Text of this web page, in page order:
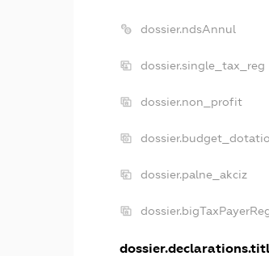
dossier.ndsAnnul
dossier.single_tax_reg
dossier.non_profit
dossier.palne_akciz